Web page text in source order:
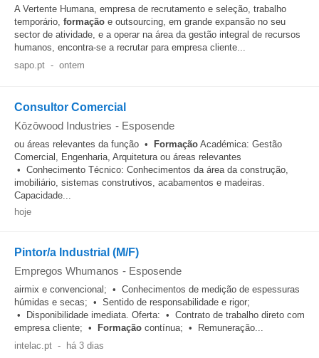
A Vertente Humana, empresa de recrutamento e seleção, trabalho
temporário, formação e outsourcing, em grande expansão no seu
sector de atividade, e a operar na área da gestão integral de recursos
humanos, encontra-se a recrutar para empresa cliente...
sapo.pt - ontem
Consultor Comercial
Kōzōwood Industries - Esposende
ou áreas relevantes da função • Formação Académica: Gestão
Comercial, Engenharia, Arquitetura ou áreas relevantes
• Conhecimento Técnico: Conhecimentos da área da construção,
imobiliário, sistemas construtivos, acabamentos e madeiras.
Capacidade...
hoje
Pintor/a Industrial (M/F)
Empregos Whumanos - Esposende
airmix e convencional; • Conhecimentos de medição de espessuras
húmidas e secas; • Sentido de responsabilidade e rigor;
• Disponibilidade imediata. Oferta: • Contrato de trabalho direto com
empresa cliente; •
Formação contínua; • Remuneração...
intelac.pt - há 3 dias